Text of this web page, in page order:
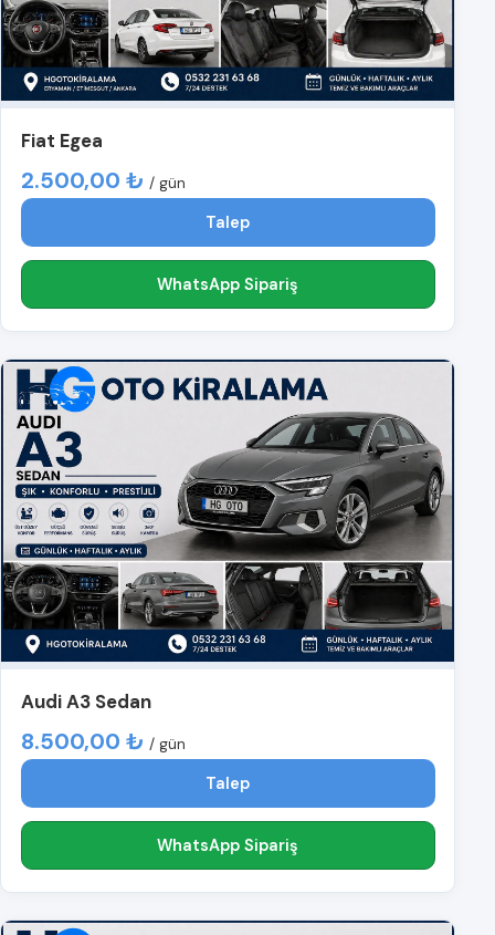
Fiat Egea
2.500,00 ₺ / gün
Talep
WhatsApp Sipariş
Audi A3 Sedan
8.500,00 ₺ / gün
Talep
WhatsApp Sipariş